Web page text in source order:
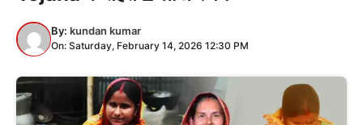
By: kundan kumar
On: Saturday, February 14, 2026 12:30 PM